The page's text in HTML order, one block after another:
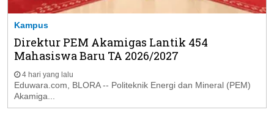
Kampus
Direktur PEM Akamigas Lantik 454
Mahasiswa Baru TA 2026/2027
4 hari yang lalu
Eduwara.com, BLORA -- Politeknik Energi dan Mineral (PEM)
Akamiga...